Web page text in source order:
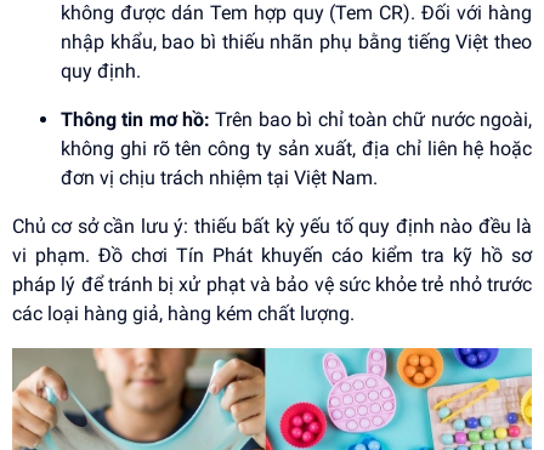
không được dán Tem hợp quy (Tem CR). Đối với hàng
nhập khẩu, bao bì thiếu nhãn phụ bằng tiếng Việt theo
quy định.
Thông tin mơ hồ: Trên bao bì chỉ toàn chữ nước ngoài,
không ghi rõ tên công ty sản xuất, địa chỉ liên hệ hoặc
đơn vị chịu trách nhiệm tại Việt Nam.
Chủ cơ sở cần lưu ý: thiếu bất kỳ yếu tố quy định nào đều là
vi phạm. Đồ chơi Tín Phát khuyến cáo kiểm tra kỹ hồ sơ
pháp lý để tránh bị xử phạt và bảo vệ sức khỏe trẻ nhỏ trước
các loại hàng giả, hàng kém chất lượng.